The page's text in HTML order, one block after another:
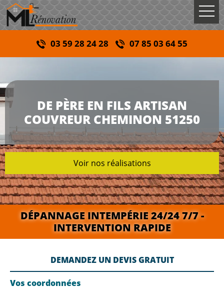
03 59 28 24 28 07 85 03 64 55
DE PÈRE EN FILS ARTISAN
COUVREUR CHEMINON 51250
Voir nos réalisations
DÉPANNAGE INTEMPÉRIE 24/24 7/7 -
INTERVENTION RAPIDE
DEMANDEZ UN DEVIS GRATUIT
Vos coordonnées